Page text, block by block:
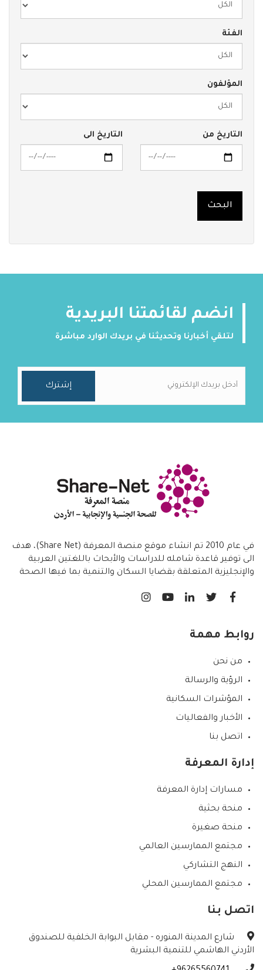
الفئة
المؤلفون
التاريخ من التاريخ الى
انضم لقائمتنا البريدية
لتلقي أخبارنا وتحديثنا في بريدك الوارد مباشرة
في عام 2010 تم انشاء موقع منصة المعرفة (Share Net)، هدف
الى توفير قاعدة شامله للدراسات والأبحاث باللغتين العربية
والإنجليزية المتعلقة بقضايا السكان والتنمية بما فيها الصحة
روابط مهمة
من نحن
الرؤية والرسالة
المؤشرات السكانية
الأخبار والفعاليات
اتصل بنا
إدارة المعرفة
مسارات إدارة المعرفة
منحة بحثية
منحة صغيرة
مجتمع الممارسين العالمي
النهج التشاركي
مجتمع الممارسين المحلي
اتصل بنا
شارع المدينة المنوره - مقابل البوابة الخلفية للصندوق
الأردني الهاشمي للتنمية البشرية